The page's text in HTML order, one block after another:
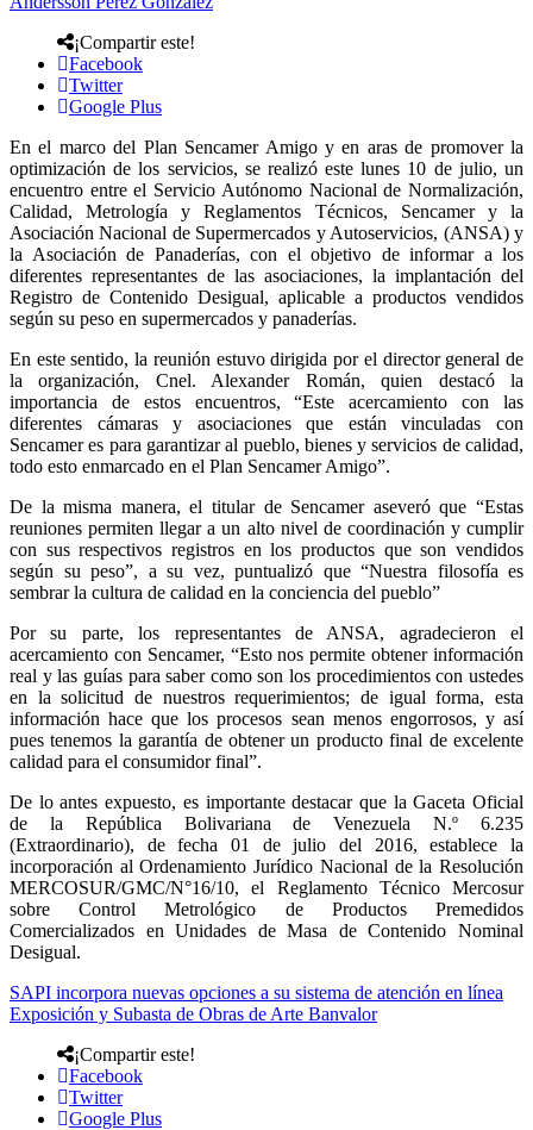
¡Compartir este!
Facebook
Twitter
Google Plus
En el marco del Plan Sencamer Amigo y en aras de promover la
optimización de los servicios, se realizó este lunes 10 de julio, un
encuentro entre el Servicio Autónomo Nacional de Normalización,
Calidad, Metrología y Reglamentos Técnicos, Sencamer y la
Asociación Nacional de Supermercados y Autoservicios, (ANSA) y
la Asociación de Panaderías, con el objetivo de informar a los
diferentes representantes de las asociaciones, la implantación del
Registro de Contenido Desigual, aplicable a productos vendidos
según su peso en supermercados y panaderías.
En este sentido, la reunión estuvo dirigida por el director general de
la organización, Cnel. Alexander Román, quien destacó la
importancia de estos encuentros, “Este acercamiento con las
diferentes cámaras y asociaciones que están vinculadas con
Sencamer es para garantizar al pueblo, bienes y servicios de calidad,
todo esto enmarcado en el Plan Sencamer Amigo”.
De la misma manera, el titular de Sencamer aseveró que “Estas
reuniones permiten llegar a un alto nivel de coordinación y cumplir
con sus respectivos registros en los productos que son vendidos
según su peso”, a su vez, puntualizó que “Nuestra filosofía es
sembrar la cultura de calidad en la conciencia del pueblo”
Por su parte, los representantes de ANSA, agradecieron el
acercamiento con Sencamer, “Esto nos permite obtener información
real y las guías para saber como son los procedimientos con ustedes
en la solicitud de nuestros requerimientos; de igual forma, esta
información hace que los procesos sean menos engorrosos, y así
pues tenemos la garantía de obtener un producto final de excelente
calidad para el consumidor final”.
De lo antes expuesto, es importante destacar que la Gaceta Oficial
de la República Bolivariana de Venezuela N.º 6.235
(Extraordinario), de fecha 01 de julio del 2016, establece la
incorporación al Ordenamiento Jurídico Nacional de la Resolución
MERCOSUR/GMC/N°16/10, el Reglamento Técnico Mercosur
sobre Control Metrológico de Productos Premedidos
Comercializados en Unidades de Masa de Contenido Nominal
Desigual.
SAPI incorpora nuevas opciones a su sistema de atención en línea
Exposición y Subasta de Obras de Arte Banvalor
¡Compartir este!
Facebook
Twitter
Google Plus